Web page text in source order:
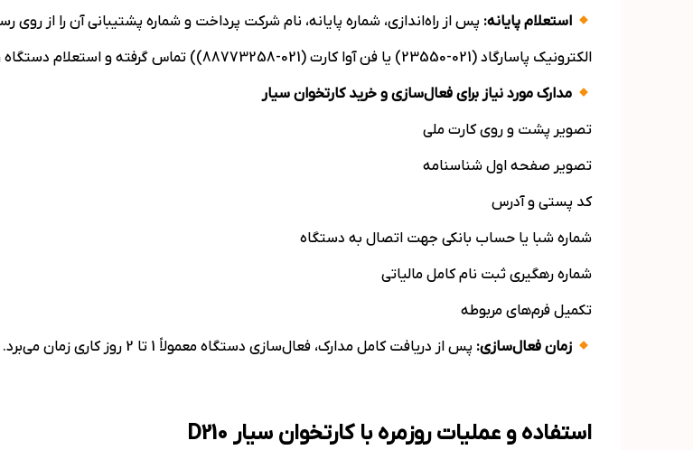
استعلام پایانه: پس از راه‌اندازی، شماره پایانه، نام شرکت پرداخت و شماره پشتیبانی آن را از
الکترونیک پاسارگاد (021-23550) یا فن آوا کارت (021-88773258)) تماس گرفته و استعلام دستگاه را بگیرید.
مدارک مورد نیاز برای فعال‌سازی و خرید کارتخوان سیار
تصویر پشت و روی کارت ملی
تصویر صفحه اول شناسنامه
کد پستی و آدرس
شماره شبا یا حساب بانکی جهت اتصال به دستگاه
شماره رهگیری ثبت نام کامل مالیاتی
تکمیل فرم‌های مربوطه
زمان فعال‌سازی: پس از دریافت کامل مدارک، فعال‌سازی دستگاه معمولاً 1 تا 2 روز کاری زمان می‌برد. برخی فروشگاه‌ها فعال‌سازی رایگان ارائه می‌دهند.
استفاده و عملیات روزمره با کارتخوان سیار D210